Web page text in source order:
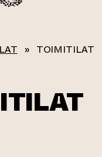
» TOIMITILAT